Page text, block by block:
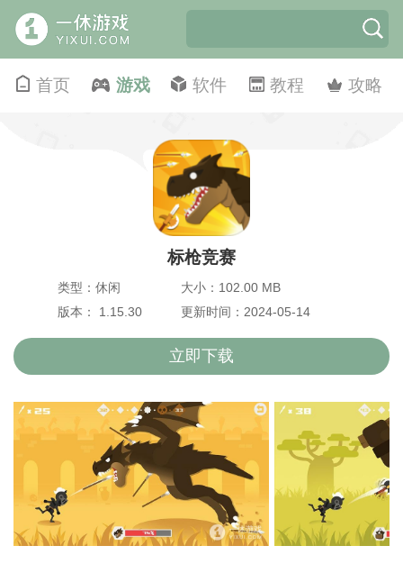
首页 游戏 软件 教程 攻略
标枪竞赛
类型：休闲
大小：102.00 MB
版本： 1.15.30
更新时间：2024-05-14
立即下载